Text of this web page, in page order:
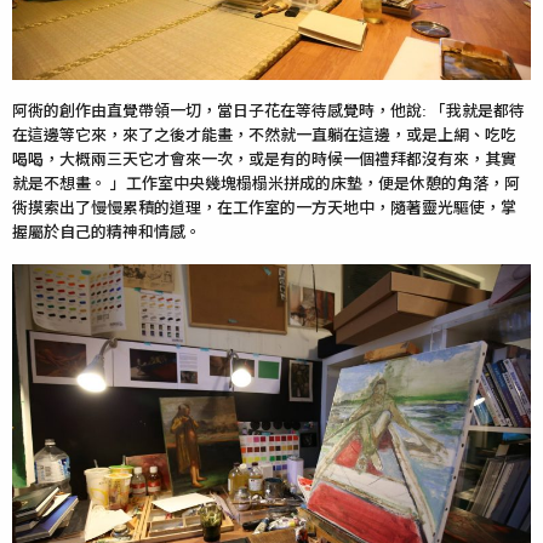
阿衖的創作由直覺帶領一切，當日子花在等待感覺時，他說: 「我就是都待
在這邊等它來，來了之後才能畫，不然就一直躺在這邊，或是上網、吃吃
喝喝，大概兩三天它才會來一次，或是有的時候一個禮拜都沒有來，其實
就是不想畫。 」工作室中央幾塊榻榻米拼成的床墊，便是休憩的角落，阿
衖摸索出了慢慢累積的道理，在工作室的一方天地中，隨著靈光驅使，掌
握屬於自己的精神和情感。